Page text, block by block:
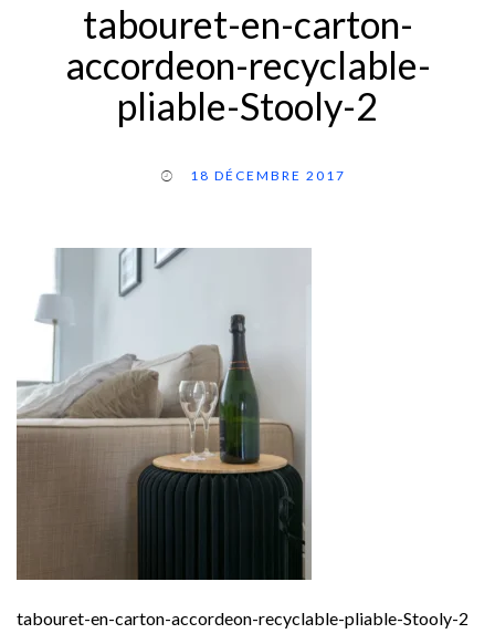
tabouret-en-carton-
accordeon-recyclable-
pliable-Stooly-2
18 DÉCEMBRE 2017
tabouret-en-carton-accordeon-recyclable-pliable-Stooly-2